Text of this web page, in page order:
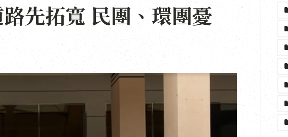
先拓寬 民團、環團憂